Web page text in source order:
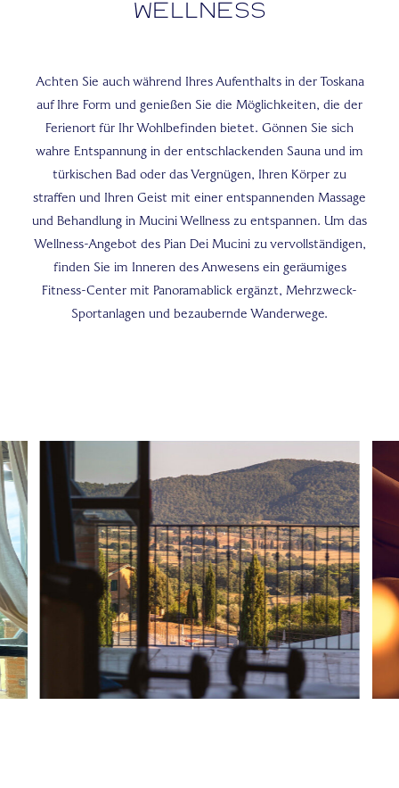
Wellness
Achten Sie auch während Ihres Aufenthalts in der Toskana
auf Ihre Form und genießen Sie die Möglichkeiten, die der
Ferienort für Ihr Wohlbefinden bietet. Gönnen Sie sich
wahre Entspannung in der entschlackenden Sauna und im
türkischen Bad oder das Vergnügen, Ihren Körper zu
straffen und Ihren Geist mit einer entspannenden Massage
und Behandlung in Mucini Wellness zu entspannen. Um das
Wellness-Angebot des Pian Dei Mucini zu vervollständigen,
finden Sie im Inneren des Anwesens ein geräumiges
Fitness-Center mit Panoramablick ergänzt, Mehrzweck-
Sportanlagen und bezaubernde Wanderwege.